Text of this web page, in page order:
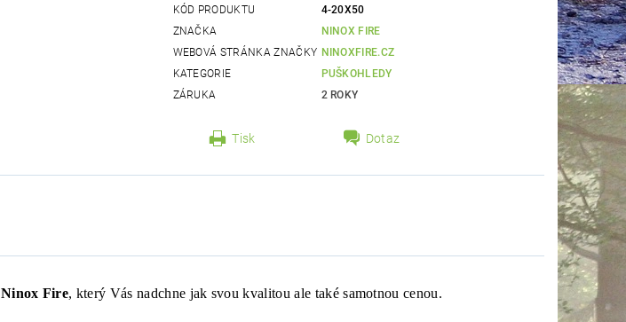
KÓD PRODUKTU
4-20X50
ZNAČKA
NINOX FIRE
WEBOVÁ STRÁNKA ZNAČKY NINOXFIRE.CZ
KATEGORIE
PUŠKOHLEDY
ZÁRUKA
2 ROKY
Tisk Dotaz
Ninox Fire, který Vás nadchne jak svou kvalitou ale také samotnou cenou.